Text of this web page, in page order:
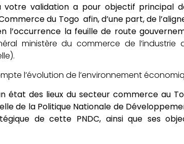
votre validation a pour objectif principal
du Togo afin, d’une part, de
la feuille de route
ministère du commerce de
l’évolution de l’environnement
état des lieux du secteur commerce au
de la Politique Nationale de
de cette PNDC, ainsi que ses